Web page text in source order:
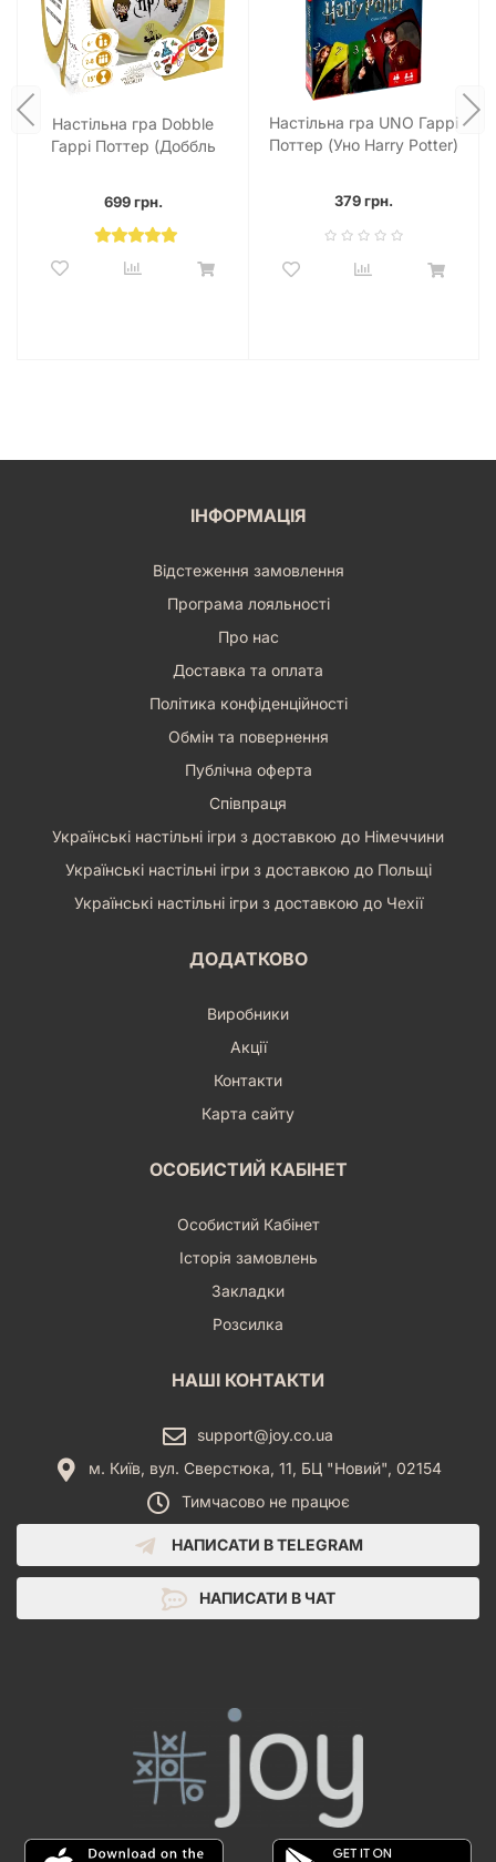
Настільна гра Dobble
Гаррі Поттер (Доббль
699 грн.
Настільна гра UNO Гаррі
Поттер (Уно Harry Potter)
379 грн.
ІНФОРМАЦІЯ
Відстеження замовлення
Програма лояльності
Про нас
Доставка та оплата
Політика конфіденційності
Обмін та повернення
Публічна оферта
Співпраця
Українські настільні ігри з доставкою до Німеччини
Українські настільні ігри з доставкою до Польщі
Українські настільні ігри з доставкою до Чехії
ДОДАТКОВО
Виробники
Акції
Контакти
Карта сайту
ОСОБИСТИЙ КАБІНЕТ
Особистий Кабінет
Історія замовлень
Закладки
Розсилка
НАШІ КОНТАКТИ
support@joy.co.ua
м. Київ, вул. Сверстюка, 11, БЦ "Новий", 02154
Тимчасово не працює
НАПИСАТИ В TELEGRAM
НАПИСАТИ В ЧАТ